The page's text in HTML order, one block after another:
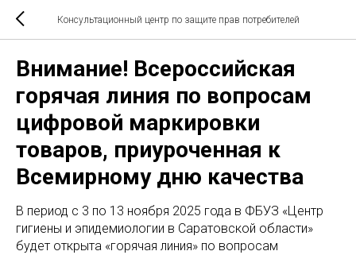
Консультационный центр по защите прав потребителей
Внимание! Всероссийская
горячая линия по вопросам
цифровой маркировки
товаров, приуроченная к
Всемирному дню качества
В период с 3 по 13 ноября 2025 года в ФБУЗ «Центр
гигиены и эпидемиологии в Саратовской области»
будет открыта «горячая линия» по вопросам